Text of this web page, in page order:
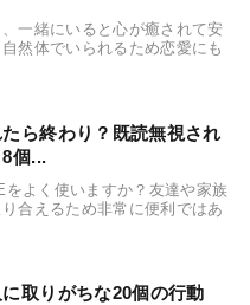
一緒にいると心が癒されて安
然体でいられるため恋愛にも
ら終わり？既読無視され
個...
をよく使いますか？友達や家族
合えるため非常に便利ではあ
取りがちな20個の行動